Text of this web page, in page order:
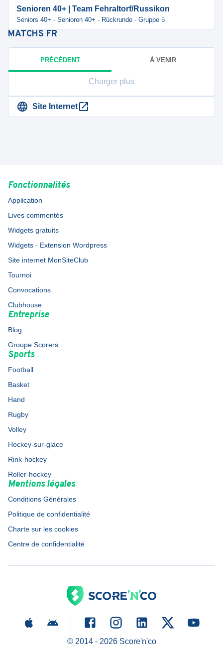
Senioren 40+ | Team Fehraltorf/Russikon
Seniors 40+ - Senioren 40+ - Rückrunde - Gruppe 5
MATCHS FR
PRÉCÉDENT À VENIR
Charger plus
Site Internet
Fonctionnalités
Application
Lives commentés
Widgets gratuits
Widgets - Extension Wordpress
Site internet MonSiteClub
Tournoi
Convocations
Clubhouse
Entreprise
Blog
Groupe Scorers
Sports
Football
Basket
Hand
Rugby
Volley
Hockey-sur-glace
Rink-hockey
Roller-hockey
Mentions légales
Conditions Générales
Politique de confidentialité
Charte sur les cookies
Centre de confidentialité
© 2014 - 2026Score'n'co